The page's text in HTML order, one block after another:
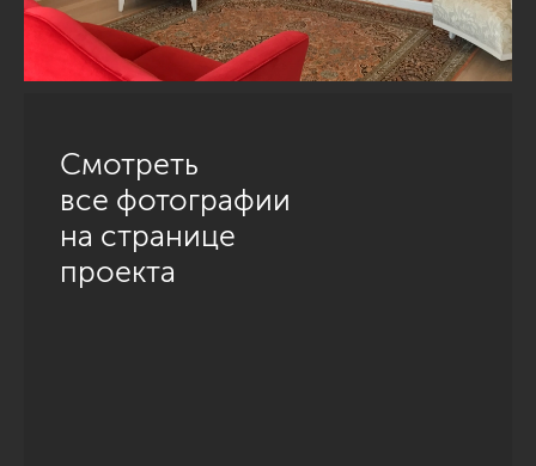
Смотреть
все фотографии
на странице
проекта